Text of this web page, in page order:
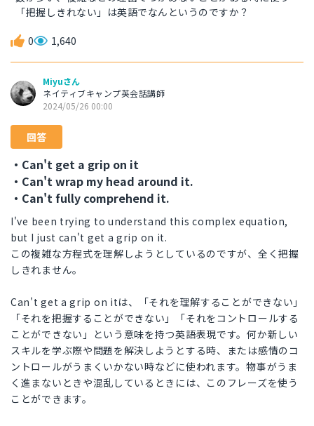
「把握しきれない」は英語でなんというのですか？
0 1,640
Miyuさん
ネイティブキャンプ英会話講師
2024/05/26 00:00
回答
・Can't get a grip on it
・Can't wrap my head around it.
・Can't fully comprehend it.
I've been trying to understand this complex equation,
but I just can't get a grip on it.
この複雑な方程式を理解しようとしているのですが、全く把握
しきれません。
Can't get a grip on itは、「それを理解することができない」
「それを把握することができない」「それをコントロールする
ことができない」という意味を持つ英語表現です。何か新しい
スキルを学ぶ際や問題を解決しようとする時、または感情のコ
ントロールがうまくいかない時などに使われます。物事がうま
く進まないときや混乱しているときには、このフレーズを使う
ことができます。